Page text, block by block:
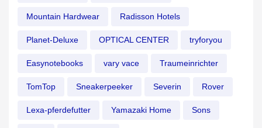
Mountain Hardwear Radisson Hotels
Planet-Deluxe OPTICAL CENTER tryforyou
Easynotebooks vary vace Traumeinrichter
TomTop Sneakerpeeker Severin Rover
Lexa-pferdefutter Yamazaki Home Sons